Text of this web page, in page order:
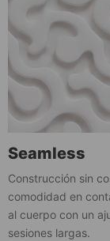
Seamless
Construcción sin
comodidad en
al cuerpo con un
sesiones largas.